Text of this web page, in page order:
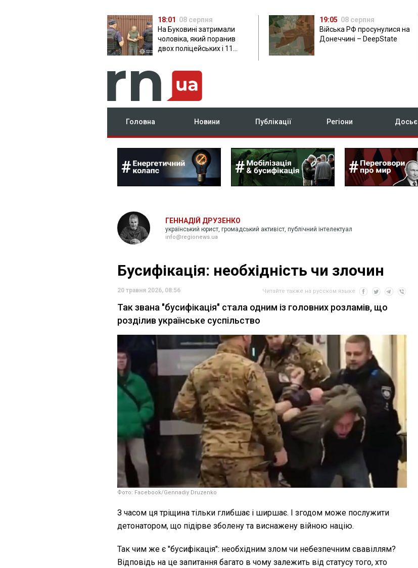
18:01 08 серпня
На Буковині затримали
чоловіка, який поранив
двох поліцейських і 11
19:05 08 серпня
Війська РФ просунулися на
Донеччині – DeepState
Головна Новини Публікації Регіони Досьє
ГЕННАДІЙ ДРУЗЕНКО
український юрист, громадський активіст, публічний інтелектуал
info@regionews.ua
Бусифікація: необхідність чи злочин
20 травня 2026, 08:56 Читайте также на русском языке
Так звана "бусифікація" стала одним із головних розламів, що
розділив українське суспільство
Фото: Faсebook/Gennadiy Druzenko
З часом ця тріщина тільки глибшає і ширшає. І згодом може послужити
детонатором, що підірве зболену та виснажену війною націю.
Так чим же є "бусифікація": необхідним злом чи небезпечним свавіллям?
Відповідь на це запитання багато в чому залежить від статусу того, хто